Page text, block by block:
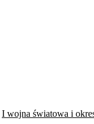
I wojna światowa i